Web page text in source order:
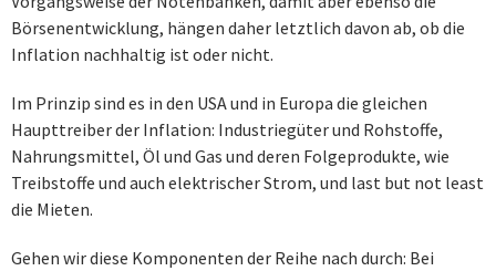
Börsenentwicklung, hängen daher letztlich davon ab, ob die
Inflation nachhaltig ist oder nicht.
Im Prinzip sind es in den USA und in Europa die gleichen
Haupttreiber der Inflation: Industriegüter und Rohstoffe,
Nahrungsmittel, Öl und Gas und deren Folgeprodukte, wie
Treibstoffe und auch elektrischer Strom, und last but not least
die Mieten.
Gehen wir diese Komponenten der Reihe nach durch: Bei